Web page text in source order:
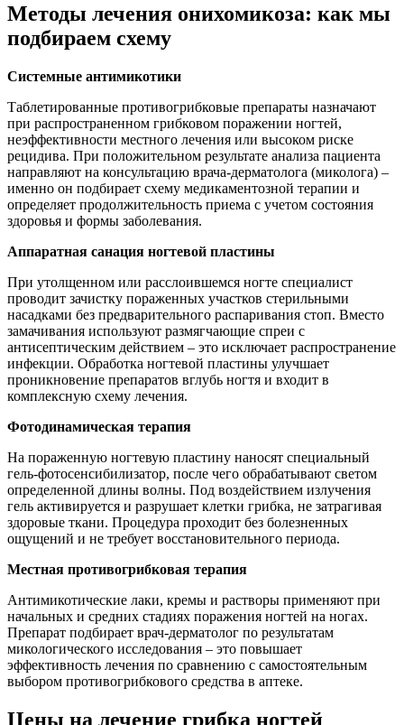
Методы лечения онихомикоза: как мы
подбираем схему
Системные антимикотики
Таблетированные противогрибковые препараты назначают
при распространенном грибковом поражении ногтей,
неэффективности местного лечения или высоком риске
рецидива. При положительном результате анализа пациента
направляют на консультацию врача-дерматолога (миколога) –
именно он подбирает схему медикаментозной терапии и
определяет продолжительность приема с учетом состояния
здоровья и формы заболевания.
Аппаратная санация ногтевой пластины
При утолщенном или расслоившемся ногте специалист
проводит зачистку пораженных участков стерильными
насадками без предварительного распаривания стоп. Вместо
замачивания используют размягчающие спреи с
антисептическим действием – это исключает распространение
инфекции. Обработка ногтевой пластины улучшает
проникновение препаратов вглубь ногтя и входит в
комплексную схему лечения.
Фотодинамическая терапия
На пораженную ногтевую пластину наносят специальный
гель-фотосенсибилизатор, после чего обрабатывают светом
определенной длины волны. Под воздействием излучения
гель активируется и разрушает клетки грибка, не затрагивая
здоровые ткани. Процедура проходит без болезненных
ощущений и не требует восстановительного периода.
Местная противогрибковая терапия
Антимикотические лаки, кремы и растворы применяют при
начальных и средних стадиях поражения ногтей на ногах.
Препарат подбирает врач-дерматолог по результатам
микологического исследования – это повышает
эффективность лечения по сравнению с самостоятельным
выбором противогрибкового средства в аптеке.
Цены на лечение грибка ногтей